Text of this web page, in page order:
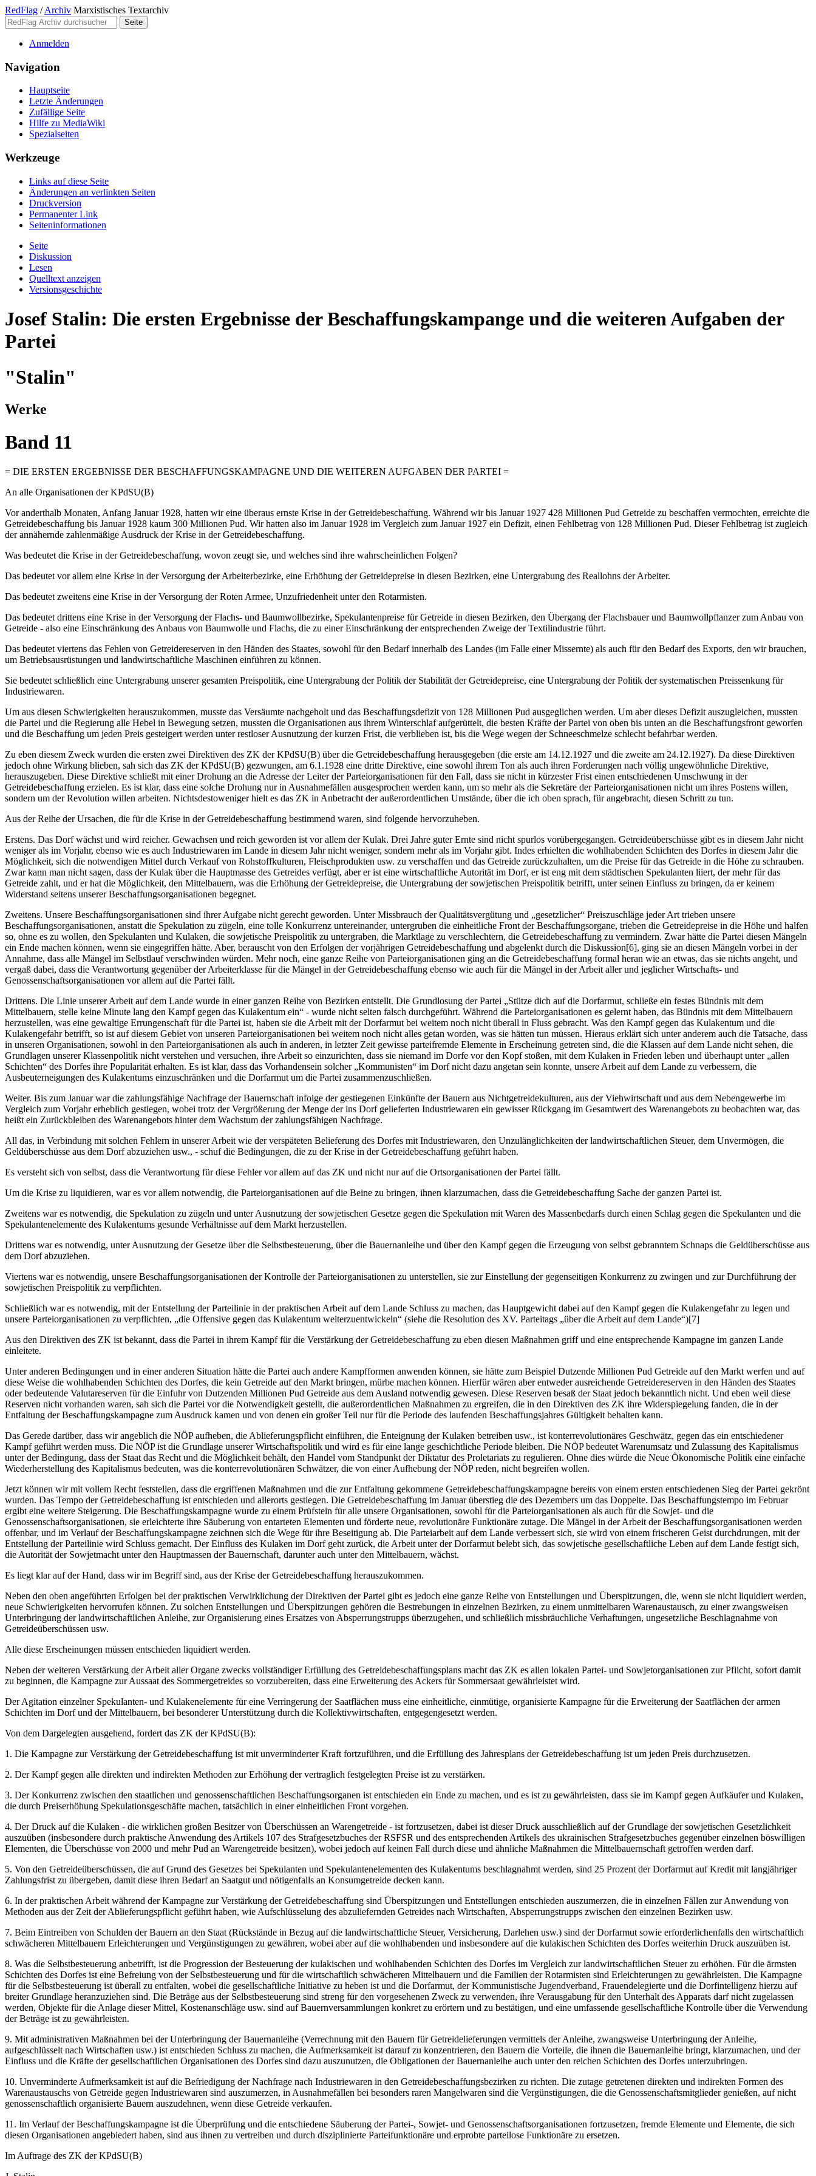
RedFlag / Archiv Marxistisches Textarchiv
Anmelden
Navigation
Hauptseite
Letzte Änderungen
Zufällige Seite
Hilfe zu MediaWiki
Spezialseiten
Werkzeuge
Links auf diese Seite
Änderungen an verlinkten Seiten
Druckversion
Permanenter Link
Seiten­­informationen
Seite
Diskussion
Lesen
Quelltext anzeigen
Versionsgeschichte
Josef Stalin: Die ersten Ergebnisse der Beschaffungskampange und die weiteren Aufgaben der
Partei
"Stalin"
Werke
Band 11
= DIE ERSTEN ERGEBNISSE DER BESCHAFFUNGSKAMPAGNE UND DIE WEITEREN AUFGABEN DER PARTEI =
An alle Organisationen der KPdSU(B)
Vor anderthalb Monaten, Anfang Januar 1928, hatten wir eine überaus ernste Krise in der Getreidebeschaffung. Während wir bis Januar 1927 428 Millionen Pud Getreide zu beschaffen vermochten, erreichte die
Getreidebeschaffung bis Januar 1928 kaum 300 Millionen Pud. Wir hatten also im Januar 1928 im Vergleich zum Januar 1927 ein Defizit, einen Fehlbetrag von 128 Millionen Pud. Dieser Fehlbetrag ist zugleich
der annähernde zahlenmäßige Ausdruck der Krise in der Getreidebeschaffung.
Was bedeutet die Krise in der Getreidebeschaffung, wovon zeugt sie, und welches sind ihre wahrscheinlichen Folgen?
Das bedeutet vor allem eine Krise in der Versorgung der Arbeiterbezirke, eine Erhöhung der Getreidepreise in diesen Bezirken, eine Untergrabung des Reallohns der Arbeiter.
Das bedeutet zweitens eine Krise in der Versorgung der Roten Armee, Unzufriedenheit unter den Rotarmisten.
Das bedeutet drittens eine Krise in der Versorgung der Flachs- und Baumwollbezirke, Spekulantenpreise für Getreide in diesen Bezirken, den Übergang der Flachsbauer und Baumwollpflanzer zum Anbau von
Getreide - also eine Einschränkung des Anbaus von Baumwolle und Flachs, die zu einer Einschränkung der entsprechenden Zweige der Textilindustrie führt.
Das bedeutet viertens das Fehlen von Getreidereserven in den Händen des Staates, sowohl für den Bedarf innerhalb des Landes (im Falle einer Missernte) als auch für den Bedarf des Exports, den wir brauchen,
um Betriebsausrüstungen und landwirtschaftliche Maschinen einführen zu können.
Sie bedeutet schließlich eine Untergrabung unserer gesamten Preispolitik, eine Untergrabung der Politik der Stabilität der Getreidepreise, eine Untergrabung der Politik der systematischen Preissenkung für
Industriewaren.
Um aus diesen Schwierigkeiten herauszukommen, musste das Versäumte nachgeholt und das Beschaffungsdefizit von 128 Millionen Pud ausgeglichen werden. Um aber dieses Defizit auszugleichen, mussten
die Partei und die Regierung alle Hebel in Bewegung setzen, mussten die Organisationen aus ihrem Winterschlaf aufgerüttelt, die besten Kräfte der Partei von oben bis unten an die Beschaffungsfront geworfen
und die Beschaffung um jeden Preis gesteigert werden unter restloser Ausnutzung der kurzen Frist, die verblieben ist, bis die Wege wegen der Schneeschmelze schlecht befahrbar werden.
Zu eben diesem Zweck wurden die ersten zwei Direktiven des ZK der KPdSU(B) über die Getreidebeschaffung herausgegeben (die erste am 14.12.1927 und die zweite am 24.12.1927). Da diese Direktiven
jedoch ohne Wirkung blieben, sah sich das ZK der KPdSU(B) gezwungen, am 6.1.1928 eine dritte Direktive, eine sowohl ihrem Ton als auch ihren Forderungen nach völlig ungewöhnliche Direktive,
herauszugeben. Diese Direktive schließt mit einer Drohung an die Adresse der Leiter der Parteiorganisationen für den Fall, dass sie nicht in kürzester Frist einen entschiedenen Umschwung in der
Getreidebeschaffung erzielen. Es ist klar, dass eine solche Drohung nur in Ausnahmefällen ausgesprochen werden kann, um so mehr als die Sekretäre der Parteiorganisationen nicht um ihres Postens willen,
sondern um der Revolution willen arbeiten. Nichtsdestoweniger hielt es das ZK in Anbetracht der außerordentlichen Umstände, über die ich oben sprach, für angebracht, diesen Schritt zu tun.
Aus der Reihe der Ursachen, die für die Krise in der Getreidebeschaffung bestimmend waren, sind folgende hervorzuheben.
Erstens. Das Dorf wächst und wird reicher. Gewachsen und reich geworden ist vor allem der Kulak. Drei Jahre guter Ernte sind nicht spurlos vorübergegangen. Getreideüberschüsse gibt es in diesem Jahr nicht
weniger als im Vorjahr, ebenso wie es auch Industriewaren im Lande in diesem Jahr nicht weniger, sondern mehr als im Vorjahr gibt. Indes erhielten die wohlhabenden Schichten des Dorfes in diesem Jahr die
Möglichkeit, sich die notwendigen Mittel durch Verkauf von Rohstoffkulturen, Fleischprodukten usw. zu verschaffen und das Getreide zurückzuhalten, um die Preise für das Getreide in die Höhe zu schrauben.
Zwar kann man nicht sagen, dass der Kulak über die Hauptmasse des Getreides verfügt, aber er ist eine wirtschaftliche Autorität im Dorf, er ist eng mit dem städtischen Spekulanten liiert, der mehr für das
Getreide zahlt, und er hat die Möglichkeit, den Mittelbauern, was die Erhöhung der Getreidepreise, die Untergrabung der sowjetischen Preispolitik betrifft, unter seinen Einfluss zu bringen, da er keinem
Widerstand seitens unserer Beschaffungsorganisationen begegnet.
Zweitens. Unsere Beschaffungsorganisationen sind ihrer Aufgabe nicht gerecht geworden. Unter Missbrauch der Qualitätsvergütung und „gesetzlicher“ Preiszuschläge jeder Art trieben unsere
Beschaffungsorganisationen, anstatt die Spekulation zu zügeln, eine tolle Konkurrenz untereinander, untergruben die einheitliche Front der Beschaffungsorgane, trieben die Getreidepreise in die Höhe und halfen
so, ohne es zu wollen, den Spekulanten und Kulaken, die sowjetische Preispolitik zu untergraben, die Marktlage zu verschlechtern, die Getreidebeschaffung zu vermindern. Zwar hätte die Partei diesen Mängeln
ein Ende machen können, wenn sie eingegriffen hätte. Aber, berauscht von den Erfolgen der vorjährigen Getreidebeschaffung und abgelenkt durch die Diskussion[6], ging sie an diesen Mängeln vorbei in der
Annahme, dass alle Mängel im Selbstlauf verschwinden würden. Mehr noch, eine ganze Reihe von Parteiorganisationen ging an die Getreidebeschaffung formal heran wie an etwas, das sie nichts angeht, und
vergaß dabei, dass die Verantwortung gegenüber der Arbeiterklasse für die Mängel in der Getreidebeschaffung ebenso wie auch für die Mängel in der Arbeit aller und jeglicher Wirtschafts- und
Genossenschaftsorganisationen vor allem auf die Partei fällt.
Drittens. Die Linie unserer Arbeit auf dem Lande wurde in einer ganzen Reihe von Bezirken entstellt. Die Grundlosung der Partei „Stütze dich auf die Dorfarmut, schließe ein festes Bündnis mit dem
Mittelbauern, stelle keine Minute lang den Kampf gegen das Kulakentum ein“ - wurde nicht selten falsch durchgeführt. Während die Parteiorganisationen es gelernt haben, das Bündnis mit dem Mittelbauern
herzustellen, was eine gewaltige Errungenschaft für die Partei ist, haben sie die Arbeit mit der Dorfarmut bei weitem noch nicht überall in Fluss gebracht. Was den Kampf gegen das Kulakentum und die
Kulakengefahr betrifft, so ist auf diesem Gebiet von unseren Parteiorganisationen bei weitem noch nicht alles getan worden, was sie hätten tun müssen. Hieraus erklärt sich unter anderem auch die Tatsache, dass
in unseren Organisationen, sowohl in den Parteiorganisationen als auch in anderen, in letzter Zeit gewisse parteifremde Elemente in Erscheinung getreten sind, die die Klassen auf dem Lande nicht sehen, die
Grundlagen unserer Klassenpolitik nicht verstehen und versuchen, ihre Arbeit so einzurichten, dass sie niemand im Dorfe vor den Kopf stoßen, mit dem Kulaken in Frieden leben und überhaupt unter „allen
Schichten“ des Dorfes ihre Popularität erhalten. Es ist klar, dass das Vorhandensein solcher „Kommunisten“ im Dorf nicht dazu angetan sein konnte, unsere Arbeit auf dem Lande zu verbessern, die
Ausbeuterneigungen des Kulakentums einzuschränken und die Dorfarmut um die Partei zusammenzuschließen.
Weiter. Bis zum Januar war die zahlungsfähige Nachfrage der Bauernschaft infolge der gestiegenen Einkünfte der Bauern aus Nichtgetreidekulturen, aus der Viehwirtschaft und aus dem Nebengewerbe im
Vergleich zum Vorjahr erheblich gestiegen, wobei trotz der Vergrößerung der Menge der ins Dorf gelieferten Industriewaren ein gewisser Rückgang im Gesamtwert des Warenangebots zu beobachten war, das
heißt ein Zurückbleiben des Warenangebots hinter dem Wachstum der zahlungsfähigen Nachfrage.
All das, in Verbindung mit solchen Fehlern in unserer Arbeit wie der verspäteten Belieferung des Dorfes mit Industriewaren, den Unzulänglichkeiten der landwirtschaftlichen Steuer, dem Unvermögen, die
Geldüberschüsse aus dem Dorf abzuziehen usw., - schuf die Bedingungen, die zu der Krise in der Getreidebeschaffung geführt haben.
Es versteht sich von selbst, dass die Verantwortung für diese Fehler vor allem auf das ZK und nicht nur auf die Ortsorganisationen der Partei fällt.
Um die Krise zu liquidieren, war es vor allem notwendig, die Parteiorganisationen auf die Beine zu bringen, ihnen klarzumachen, dass die Getreidebeschaffung Sache der ganzen Partei ist.
Zweitens war es notwendig, die Spekulation zu zügeln und unter Ausnutzung der sowjetischen Gesetze gegen die Spekulation mit Waren des Massenbedarfs durch einen Schlag gegen die Spekulanten und die
Spekulantenelemente des Kulakentums gesunde Verhältnisse auf dem Markt herzustellen.
Drittens war es notwendig, unter Ausnutzung der Gesetze über die Selbstbesteuerung, über die Bauernanleihe und über den Kampf gegen die Erzeugung von selbst gebranntem Schnaps die Geldüberschüsse aus
dem Dorf abzuziehen.
Viertens war es notwendig, unsere Beschaffungsorganisationen der Kontrolle der Parteiorganisationen zu unterstellen, sie zur Einstellung der gegenseitigen Konkurrenz zu zwingen und zur Durchführung der
sowjetischen Preispolitik zu verpflichten.
Schließlich war es notwendig, mit der Entstellung der Parteilinie in der praktischen Arbeit auf dem Lande Schluss zu machen, das Hauptgewicht dabei auf den Kampf gegen die Kulakengefahr zu legen und
unsere Parteiorganisationen zu verpflichten, „die Offensive gegen das Kulakentum weiterzuentwickeln“ (siehe die Resolution des XV. Parteitags „über die Arbeit auf dem Lande“)[7]
Aus den Direktiven des ZK ist bekannt, dass die Partei in ihrem Kampf für die Verstärkung der Getreidebeschaffung zu eben diesen Maßnahmen griff und eine entsprechende Kampagne im ganzen Lande
einleitete.
Unter anderen Bedingungen und in einer anderen Situation hätte die Partei auch andere Kampfformen anwenden können, sie hätte zum Beispiel Dutzende Millionen Pud Getreide auf den Markt werfen und auf
diese Weise die wohlhabenden Schichten des Dorfes, die kein Getreide auf den Markt bringen, mürbe machen können. Hierfür wären aber entweder ausreichende Getreidereserven in den Händen des Staates
oder bedeutende Valutareserven für die Einfuhr von Dutzenden Millionen Pud Getreide aus dem Ausland notwendig gewesen. Diese Reserven besaß der Staat jedoch bekanntlich nicht. Und eben weil diese
Reserven nicht vorhanden waren, sah sich die Partei vor die Notwendigkeit gestellt, die außerordentlichen Maßnahmen zu ergreifen, die in den Direktiven des ZK ihre Widerspiegelung fanden, die in der
Entfaltung der Beschaffungskampagne zum Ausdruck kamen und von denen ein großer Teil nur für die Periode des laufenden Beschaffungsjahres Gültigkeit behalten kann.
Das Gerede darüber, dass wir angeblich die NÖP aufheben, die Ablieferungspflicht einführen, die Enteignung der Kulaken betreiben usw., ist konterrevolutionäres Geschwätz, gegen das ein entschiedener
Kampf geführt werden muss. Die NÖP ist die Grundlage unserer Wirtschaftspolitik und wird es für eine lange geschichtliche Periode bleiben. Die NÖP bedeutet Warenumsatz und Zulassung des Kapitalismus
unter der Bedingung, dass der Staat das Recht und die Möglichkeit behält, den Handel vom Standpunkt der Diktatur des Proletariats zu regulieren. Ohne dies würde die Neue Ökonomische Politik eine einfache
Wiederherstellung des Kapitalismus bedeuten, was die konterrevolutionären Schwätzer, die von einer Aufhebung der NÖP reden, nicht begreifen wollen.
Jetzt können wir mit vollem Recht feststellen, dass die ergriffenen Maßnahmen und die zur Entfaltung gekommene Getreidebeschaffungskampagne bereits von einem ersten entschiedenen Sieg der Partei gekrönt
wurden. Das Tempo der Getreidebeschaffung ist entschieden und allerorts gestiegen. Die Getreidebeschaffung im Januar überstieg die des Dezembers um das Doppelte. Das Beschaffungstempo im Februar
ergibt eine weitere Steigerung. Die Beschaffungskampagne wurde zu einem Prüfstein für alle unsere Organisationen, sowohl für die Parteiorganisationen als auch für die Sowjet- und die
Genossenschaftsorganisationen, sie erleichterte ihre Säuberung von entarteten Elementen und förderte neue, revolutionäre Funktionäre zutage. Die Mängel in der Arbeit der Beschaffungsorganisationen werden
offenbar, und im Verlauf der Beschaffungskampagne zeichnen sich die Wege für ihre Beseitigung ab. Die Parteiarbeit auf dem Lande verbessert sich, sie wird von einem frischeren Geist durchdrungen, mit der
Entstellung der Parteilinie wird Schluss gemacht. Der Einfluss des Kulaken im Dorf geht zurück, die Arbeit unter der Dorfarmut belebt sich, das sowjetische gesellschaftliche Leben auf dem Lande festigt sich,
die Autorität der Sowjetmacht unter den Hauptmassen der Bauernschaft, darunter auch unter den Mittelbauern, wächst.
Es liegt klar auf der Hand, dass wir im Begriff sind, aus der Krise der Getreidebeschaffung herauszukommen.
Neben den oben angeführten Erfolgen bei der praktischen Verwirklichung der Direktiven der Partei gibt es jedoch eine ganze Reihe von Entstellungen und Überspitzungen, die, wenn sie nicht liquidiert werden,
neue Schwierigkeiten hervorrufen können. Zu solchen Entstellungen und Überspitzungen gehören die Bestrebungen in einzelnen Bezirken, zu einem unmittelbaren Warenaustausch, zu einer zwangsweisen
Unterbringung der landwirtschaftlichen Anleihe, zur Organisierung eines Ersatzes von Absperrungstrupps überzugehen, und schließlich missbräuchliche Verhaftungen, ungesetzliche Beschlagnahme von
Getreideüberschüssen usw.
Alle diese Erscheinungen müssen entschieden liquidiert werden.
Neben der weiteren Verstärkung der Arbeit aller Organe zwecks vollständiger Erfüllung des Getreidebeschaffungsplans macht das ZK es allen lokalen Partei- und Sowjetorganisationen zur Pflicht, sofort damit
zu beginnen, die Kampagne zur Aussaat des Sommergetreides so vorzubereiten, dass eine Erweiterung des Ackers für Sommersaat gewährleistet wird.
Der Agitation einzelner Spekulanten- und Kulakenelemente für eine Verringerung der Saatflächen muss eine einheitliche, einmütige, organisierte Kampagne für die Erweiterung der Saatflächen der armen
Schichten im Dorf und der Mittelbauern, bei besonderer Unterstützung durch die Kollektivwirtschaften, entgegengesetzt werden.
Von dem Dargelegten ausgehend, fordert das ZK der KPdSU(B):
1. Die Kampagne zur Verstärkung der Getreidebeschaffung ist mit unverminderter Kraft fortzuführen, und die Erfüllung des Jahresplans der Getreidebeschaffung ist um jeden Preis durchzusetzen.
2. Der Kampf gegen alle direkten und indirekten Methoden zur Erhöhung der vertraglich festgelegten Preise ist zu verstärken.
3. Der Konkurrenz zwischen den staatlichen und genossenschaftlichen Beschaffungsorganen ist entschieden ein Ende zu machen, und es ist zu gewährleisten, dass sie im Kampf gegen Aufkäufer und Kulaken,
die durch Preiserhöhung Spekulationsgeschäfte machen, tatsächlich in einer einheitlichen Front vorgehen.
4. Der Druck auf die Kulaken - die wirklichen großen Besitzer von Überschüssen an Warengetreide - ist fortzusetzen, dabei ist dieser Druck ausschließlich auf der Grundlage der sowjetischen Gesetzlichkeit
auszuüben (insbesondere durch praktische Anwendung des Artikels 107 des Strafgesetzbuches der RSFSR und des entsprechenden Artikels des ukrainischen Strafgesetzbuches gegenüber einzelnen böswilligen
Elementen, die Überschüsse von 2000 und mehr Pud an Warengetreide besitzen), wobei jedoch auf keinen Fall durch diese und ähnliche Maßnahmen die Mittelbauernschaft getroffen werden darf.
5. Von den Getreideüberschüssen, die auf Grund des Gesetzes bei Spekulanten und Spekulantenelementen des Kulakentums beschlagnahmt werden, sind 25 Prozent der Dorfarmut auf Kredit mit langjähriger
Zahlungsfrist zu übergeben, damit diese ihren Bedarf an Saatgut und nötigenfalls an Konsumgetreide decken kann.
6. In der praktischen Arbeit während der Kampagne zur Verstärkung der Getreidebeschaffung sind Überspitzungen und Entstellungen entschieden auszumerzen, die in einzelnen Fällen zur Anwendung von
Methoden aus der Zeit der Ablieferungspflicht geführt haben, wie Aufschlüsselung des abzuliefernden Getreides nach Wirtschaften, Absperrungstrupps zwischen den einzelnen Bezirken usw.
7. Beim Eintreiben von Schulden der Bauern an den Staat (Rückstände in Bezug auf die landwirtschaftliche Steuer, Versicherung, Darlehen usw.) sind der Dorfarmut sowie erforderlichenfalls den wirtschaftlich
schwächeren Mittelbauern Erleichterungen und Vergünstigungen zu gewähren, wobei aber auf die wohlhabenden und insbesondere auf die kulakischen Schichten des Dorfes weiterhin Druck auszuüben ist.
8. Was die Selbstbesteuerung anbetrifft, ist die Progression der Besteuerung der kulakischen und wohlhabenden Schichten des Dorfes im Vergleich zur landwirtschaftlichen Steuer zu erhöhen. Für die ärmsten
Schichten des Dorfes ist eine Befreiung von der Selbstbesteuerung und für die wirtschaftlich schwächeren Mittelbauern und die Familien der Rotarmisten sind Erleichterungen zu gewährleisten. Die Kampagne
für die Selbstbesteuerung ist überall zu entfalten, wobei die gesellschaftliche Initiative zu heben ist und die Dorfarmut, der Kommunistische Jugendverband, Frauendelegierte und die Dorfintelligenz hierzu auf
breiter Grundlage heranzuziehen sind. Die Beträge aus der Selbstbesteuerung sind streng für den vorgesehenen Zweck zu verwenden, ihre Verausgabung für den Unterhalt des Apparats darf nicht zugelassen
werden, Objekte für die Anlage dieser Mittel, Kostenanschläge usw. sind auf Bauernversammlungen konkret zu erörtern und zu bestätigen, und eine umfassende gesellschaftliche Kontrolle über die Verwendung
der Beträge ist zu gewährleisten.
9. Mit administrativen Maßnahmen bei der Unterbringung der Bauernanleihe (Verrechnung mit den Bauern für Getreidelieferungen vermittels der Anleihe, zwangsweise Unterbringung der Anleihe,
aufgeschlüsselt nach Wirtschaften usw.) ist entschieden Schluss zu machen, die Aufmerksamkeit ist darauf zu konzentrieren, den Bauern die Vorteile, die ihnen die Bauernanleihe bringt, klarzumachen, und der
Einfluss und die Kräfte der gesellschaftlichen Organisationen des Dorfes sind dazu auszunutzen, die Obligationen der Bauernanleihe auch unter den reichen Schichten des Dorfes unterzubringen.
10. Unverminderte Aufmerksamkeit ist auf die Befriedigung der Nachfrage nach Industriewaren in den Getreidebeschaffungsbezirken zu richten. Die zutage getretenen direkten und indirekten Formen des
Warenaustauschs von Getreide gegen Industriewaren sind auszumerzen, in Ausnahmefällen bei besonders raren Mangelwaren sind die Vergünstigungen, die die Genossenschaftsmitglieder genießen, auf nicht
genossenschaftlich organisierte Bauern auszudehnen, wenn diese Getreide verkaufen.
11. Im Verlauf der Beschaffungskampagne ist die Überprüfung und die entschiedene Säuberung der Partei-, Sowjet- und Genossenschaftsorganisationen fortzusetzen, fremde Elemente und Elemente, die sich
diesen Organisationen angebiedert haben, sind aus ihnen zu vertreiben und durch disziplinierte Parteifunktionäre und erprobte parteilose Funktionäre zu ersetzen.
Im Auftrage des ZK der KPdSU(B)